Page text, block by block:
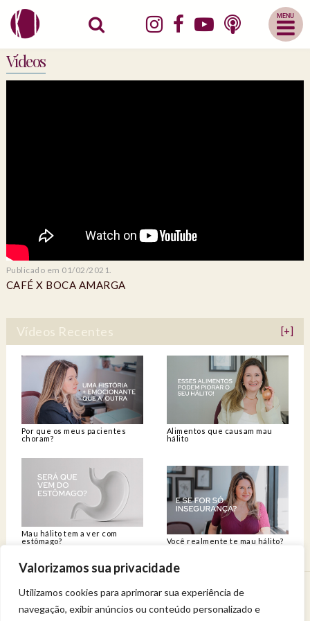
Valorizamos sua privacidade
Utilizamos cookies para aprimorar sua experiência de
navegação, exibir anúncios ou conteúdo personalizado e
Abrir
Menu
Mobile
Vídeos
Publicado em 01/02/2021.
CAFÉ X BOCA AMARGA
Vídeos Recentes [+]
Por que os meus pacientes
choram?
Alimentos que causam mau
hálito
Mau hálito tem a ver com
estômago?
Você realmente te mau hálito?
Venha viver uma experiência de bem-estar.
Entregue a sua saúde a uma profissional qualificada.